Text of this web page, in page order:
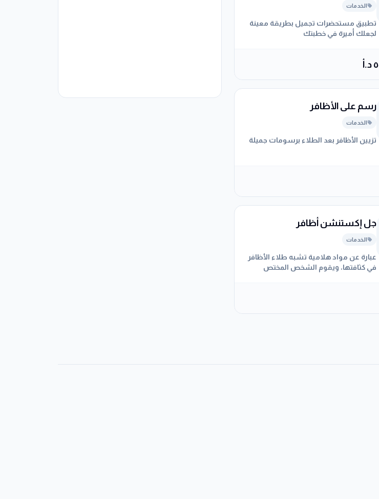
الخدمات
تطبيق مستحضرات تجميل بطريقة معينة
لجعلك أميرة في خطبتك
رسم على الأظافر
الخدمات
تزيين الأظافر بعد الطلاء برسومات جميلة
جل إكستنشن أظافر
الخدمات
عبارة عن مواد هلامية تشبه طلاء الأظافر
في كثافتها، ويقوم الشخص المختص